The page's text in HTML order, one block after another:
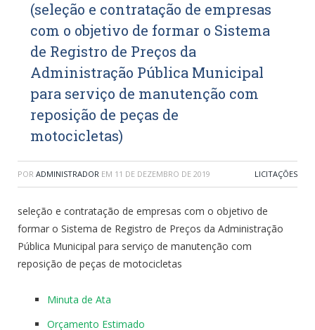
(seleção e contratação de empresas
com o objetivo de formar o Sistema
de Registro de Preços da
Administração Pública Municipal
para serviço de manutenção com
reposição de peças de
motocicletas)
POR ADMINISTRADOR EM 11 DE DEZEMBRO DE 2019 LICITAÇÕES
seleção e contratação de empresas com o objetivo de
formar o Sistema de Registro de Preços da Administração
Pública Municipal para serviço de manutenção com
reposição de peças de motocicletas
Minuta de Ata
Orçamento Estimado